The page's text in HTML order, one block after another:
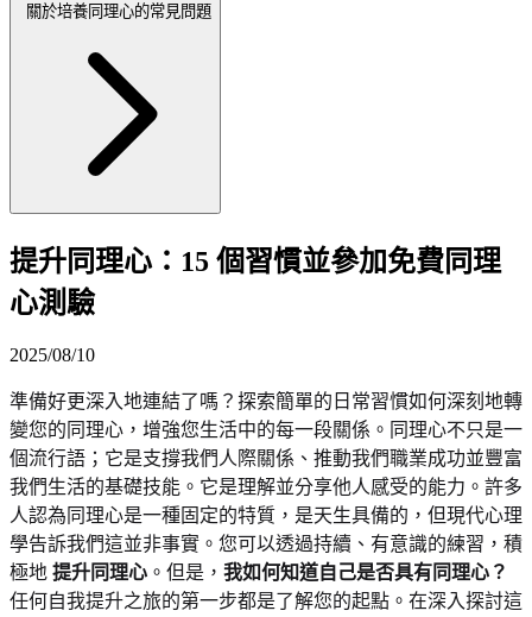
關於培養同理心的常見問題
提升同理心：15 個習慣並參加免費同理
心測驗
2025/08/10
準備好更深入地連結了嗎？探索簡單的日常習慣如何深刻地轉
變您的同理心，增強您生活中的每一段關係。同理心不只是一
個流行語；它是支撐我們人際關係、推動我們職業成功並豐富
我們生活的基礎技能。它是理解並分享他人感受的能力。許多
人認為同理心是一種固定的特質，是天生具備的，但現代心理
學告訴我們這並非事實。您可以透過持續、有意識的練習，積
極地 提升同理心 。但是， 我如何知道自己是否具有同理心？
任何自我提升之旅的第一步都是了解您的起點。在深入探討這